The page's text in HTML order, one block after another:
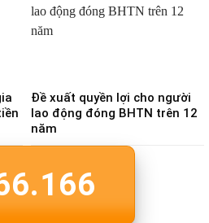
Đề xuất quyền lợi cho người
lao động đóng BHTN trên 12
năm